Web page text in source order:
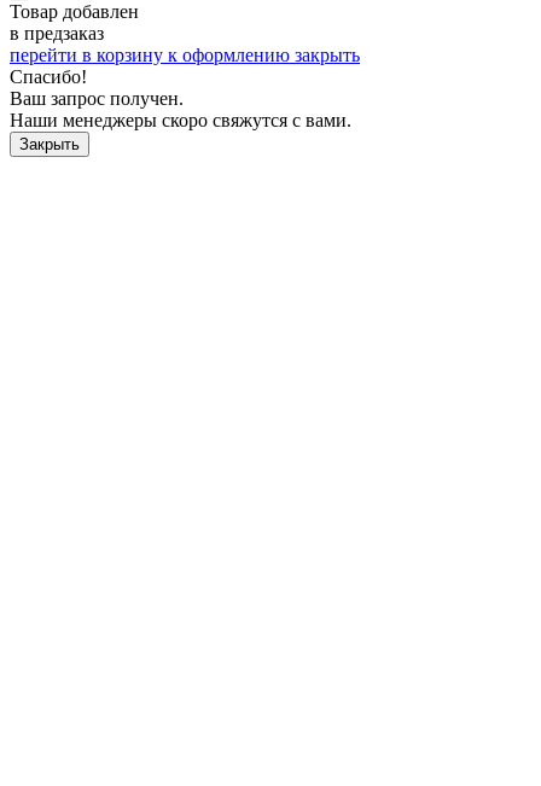
Товар добавлен
в предзаказ
перейти в корзину к оформлению закрыть
Спасибо!
Ваш запрос получен.
Наши менеджеры скоро свяжутся с вами.
Закрыть